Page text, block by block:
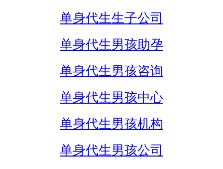
单身代生生子公司
单身代生男孩助孕
单身代生男孩咨询
单身代生男孩中心
单身代生男孩机构
单身代生男孩公司